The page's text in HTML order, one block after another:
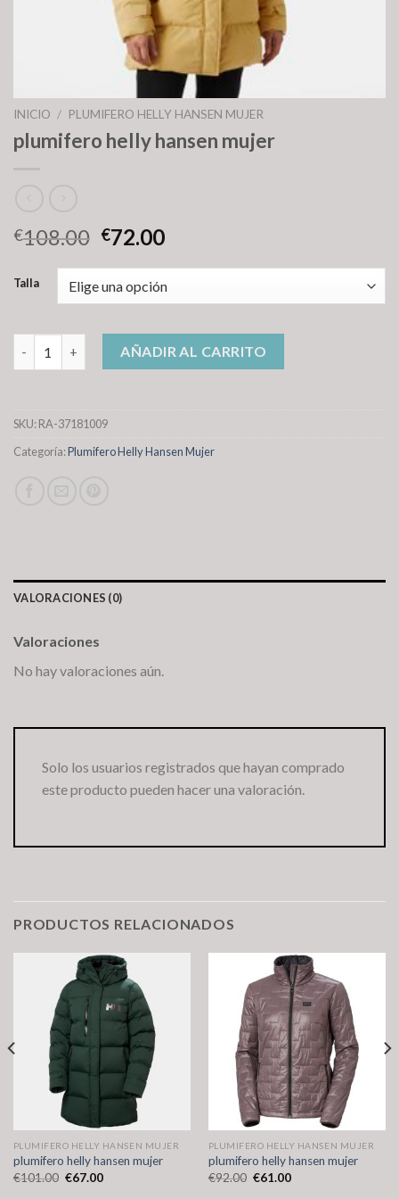
INICIO / PLUMIFERO HELLY HANSEN MUJER
plumifero helly hansen mujer
€108.00 €72.00
Talla
plumifero helly hansen mujer cantidad
AÑADIR AL CARRITO
SKU:RA-37181009
Categoría:Plumifero Helly Hansen Mujer
VALORACIONES (0)
Valoraciones
No hay valoraciones aún.
Solo los usuarios registrados que hayan comprado
este producto pueden hacer una valoración.
PRODUCTOS RELACIONADOS
PLUMIFERO HELLY HANSEN MUJER
plumifero helly hansen mujer
€101.00 €67.00
PLUMIFERO HELLY HANSEN MUJER
plumifero helly hansen mujer
€92.00 €61.00